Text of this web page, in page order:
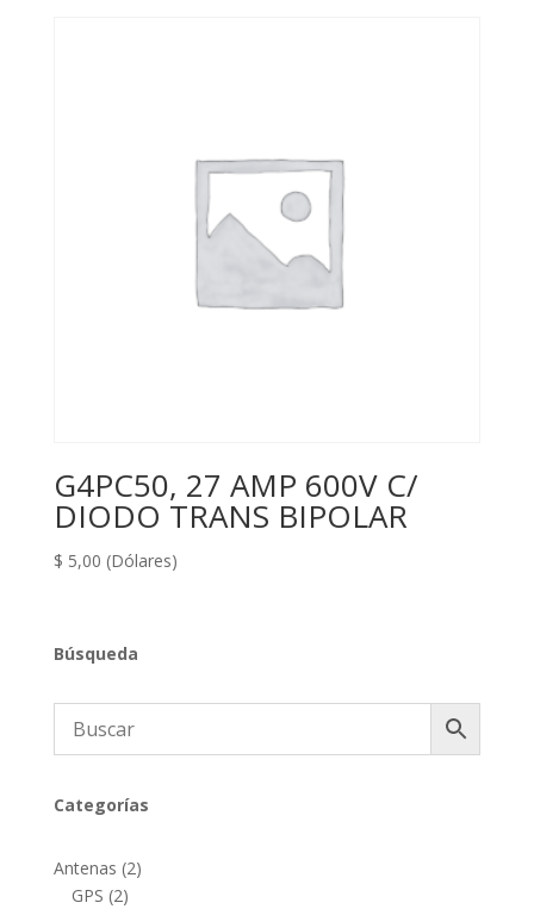
G4PC50, 27 AMP 600V C/
DIODO TRANS BIPOLAR
$ 5,00 (Dólares)
Búsqueda
Categorías
Antenas 22
GPS 22